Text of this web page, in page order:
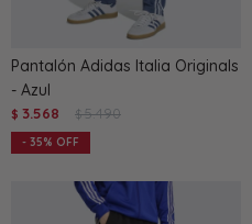
Pantalón Adidas Italia Originals
- Azul
$ 3.568 $ 5.490
35